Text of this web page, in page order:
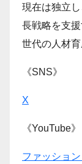
現在は独立
長戦略を支
世代の人材育
《SNS》
X
《YouTube》
ファッショ